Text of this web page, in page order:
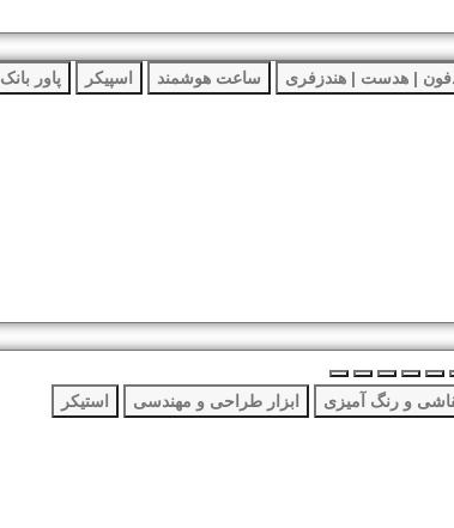
| هدست | هندزفری ساعت هوشمند اسپیکر پاور بانک
و رنگ آمیزی ابزار طراحی و مهندسی استیکر